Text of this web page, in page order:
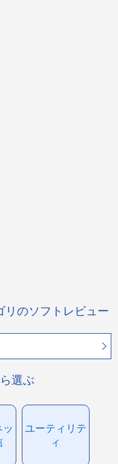
リのソフトレビュー
選ぶ
ユーティリテ
ィ